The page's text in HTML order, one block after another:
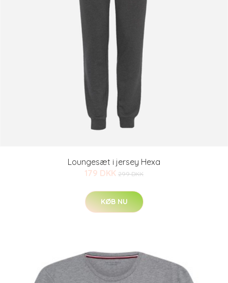
Loungesæt i jersey Hexa
179 DKK 299 DKK
KØB NU